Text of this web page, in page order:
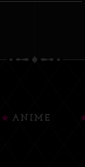
ANIME